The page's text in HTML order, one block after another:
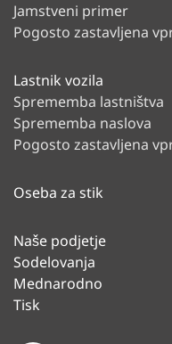
Jamstveni primer
Pogosto zastavljena
Lastnik vozila
Sprememba lastništva
Sprememba naslova
Pogosto zastavljena
Oseba za stik
Naše podjetje
Sodelovanja
Mednarodno
Tisk